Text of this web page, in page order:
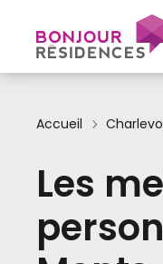
Accueil
Les